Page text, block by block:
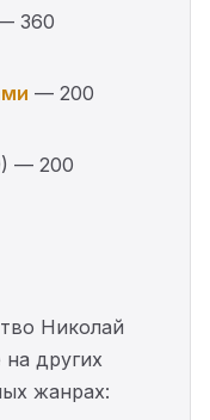
360
— 200
— 200
Николай
других
жанрах: